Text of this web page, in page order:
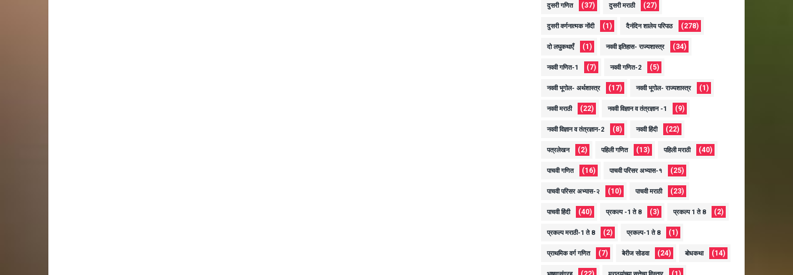
दुसरी गणित (37) दुसरी मराठी (27)
दुसरी वर्णनात्मक नोंदी (1) दैनंदिन शालेय परिपाठ (278)
दो लघुकथाएँ (1) नववी इतिहास- राज्यशास्त्र (34)
नववी गणित-1 (7) नववी गणित-2 (5)
नववी भूगोल- अर्थशास्त्र (17) नववी भूगोल- राज्यशास्त्र (1)
नववी मराठी (22) नववी विज्ञान व तंत्रज्ञान -1 (9)
नववी विज्ञान व तंत्रज्ञान-2 (8) नववी हिंदी (22)
पत्रलेखन (2) पहिली गणित (13) पहिली मराठी (40)
पाचवी गणित (16) पाचवी परिसर अभ्यास-१ (25)
पाचवी परिसर अभ्यास-२ (10) पाचवी मराठी (23)
पाचवी हिंदी (40) प्रकल्प -1 ते 8 (3) प्रकल्प 1 ते 8 (2)
प्रकल्प मराठी-1 ते 8 (2) प्रकल्प-1 ते 8 (1)
प्राथमिक वर्ग गणित (7) बेरीज सोडवा (24) बोधकथा (14)